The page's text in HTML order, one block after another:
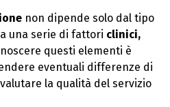
non dipende solo dal tipo
una serie di fattori clinici,
questi elementi è
eventuali differenze di
la qualità del servizio